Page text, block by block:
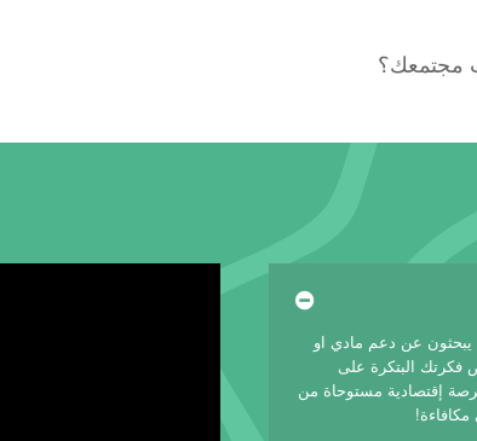
مجتمعك؟
يبحثون عن دعم مادي او
فكرتك البتكرة على
إقتصادية مستوحاة من